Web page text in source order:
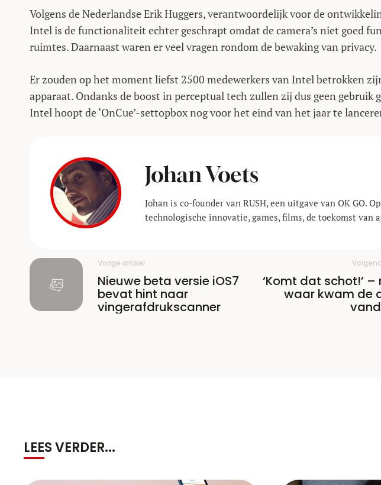
Volgens de Nederlandse Erik Huggers, verantwoordelijk voor de
Intel is de functionaliteit echter geschrapt omdat de camera’s niet goed
ruimtes. Daarnaast waren er veel vragen rondom de bewaking van privacy.
Er zouden op het moment liefst 2500 medewerkers van Intel betrokken
apparaat. Ondanks de boost in perceptual tech zullen zij dus geen gebruik
Intel hoopt de ‘OnCue’-settopbox nog voor het eind van het jaar te
Johan Voets
Johan is co-founder van RUSH, een uitgave van OK GO.
technologische innovatie, games, films, de toekomst van
Vorige artikel
Nieuwe beta versie iOS7
bevat hint naar
vingerafdrukscanner
‘Komt dat schot!’
waar kwam de
LEES VERDER...